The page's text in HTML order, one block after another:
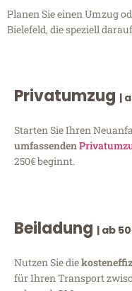
Planen Sie einen Umzug
Bielefeld, die speziell
Privatumzug |
Starten Sie Ihren
umfassenden
250€ beginnt.
Beiladung | ab
Nutzen Sie die
für Ihren Transport